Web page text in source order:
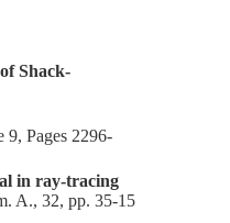
Shack-
9, Pages 2296-
in ray-tracing
A., 32, pp. 35-15